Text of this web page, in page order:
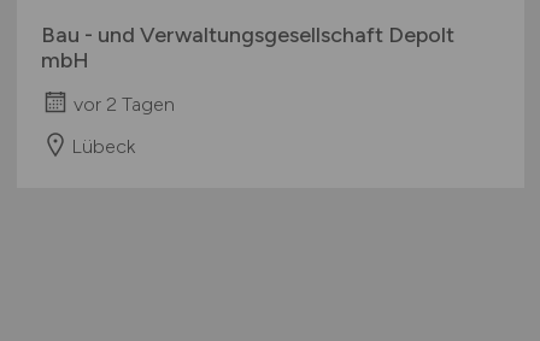
Bau - und Verwaltungsgesellschaft Depolt
mbH
vor 2 Tagen
Lübeck